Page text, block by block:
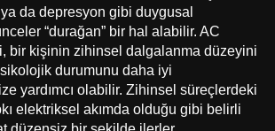
ya da depresyon gibi duygusal
“durağan” bir hal alabilir. AC
bir kişinin zihinsel dalgalanma düzeyini
durumunu daha iyi
yardımcı olabilir. Zihinsel süreçlerdeki
elektriksel akımda olduğu gibi belirli